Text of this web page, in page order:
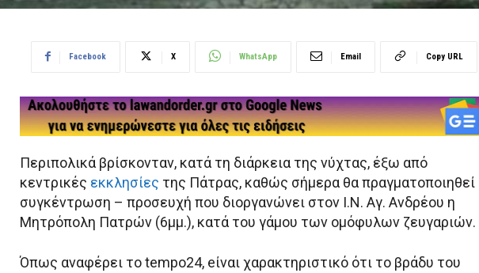
Facebook X WhatsApp Email Copy URL
Περιπολικά βρίσκονταν, κατά τη διάρκεια της νύχτας, έξω από
κεντρικές εκκλησίες της Πάτρας, καθώς σήμερα θα πραγματοποιηθεί
συγκέντρωση – προσευχή που διοργανώνει στον Ι.Ν. Αγ. Ανδρέου η
Μητρόπολη Πατρών (6μμ.), κατά του γάμου των ομόφυλων ζευγαριών.
Όπως αναφέρει το tempo24, eίναι χαρακτηριστικό ότι το βράδυ του